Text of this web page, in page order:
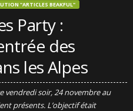
"ARTICLES BEAKFUL"
Party :
des
les Alpes
vendredi soir, 24 novembre au
présents. L’objectif était